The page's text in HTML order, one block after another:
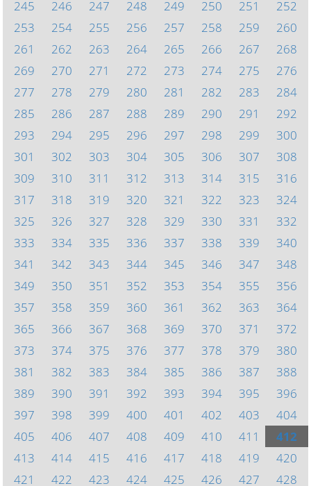
245
246 247 248 249 250 251
252
253
254 255 256 257 258 259
260
261
262 263 264 265 266 267
268
269
270 271 272 273 274 275
276
277
278 279 280 281 282 283
284
285
286 287 288 289 290 291
292
293
294 295 296 297 298 299
300
301
302 303 304 305 306 307
308
309
310 311 312 313 314 315
316
317
318 319 320 321 322 323
324
325
326 327 328 329 330 331
332
333
334 335 336 337 338 339
340
341
342 343 344 345 346 347
348
349
350 351 352 353 354 355
356
357
358 359 360 361 362 363
364
365
366 367 368 369 370 371
372
373
374 375 376 377 378 379
380
381
382 383 384 385 386 387
388
389
390 391 392 393 394 395
396
397
398 399 400 401 402 403
404
405
406 407 408 409 410 411
412
413
414 415 416 417 418 419
420
421
422 423 424 425 426 427 428